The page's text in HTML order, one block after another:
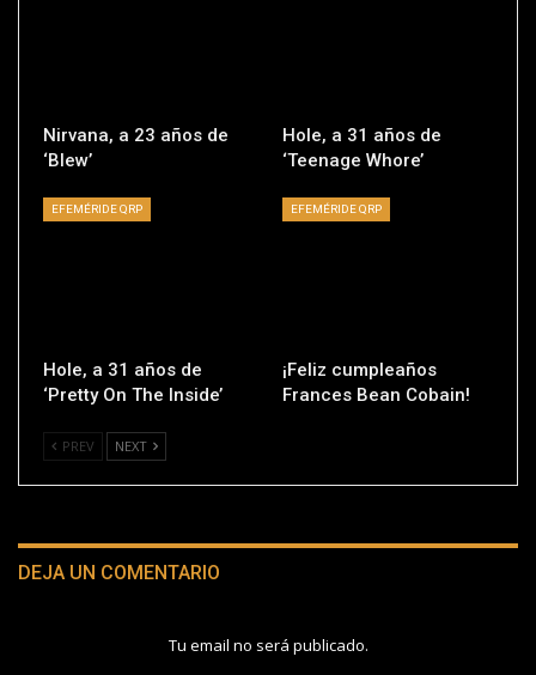
Nirvana, a 23 años de
‘Blew’
Hole, a 31 años de
‘Teenage Whore’
EFEMÉRIDE QRP
Hole, a 31 años de
‘Pretty On The Inside’
EFEMÉRIDE QRP
¡Feliz cumpleaños
Frances Bean Cobain!
PREV NEXT
DEJA UN COMENTARIO
Tu email no será publicado.